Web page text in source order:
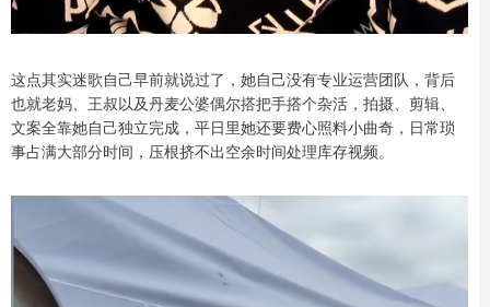
这点其实迷歌自己早前就说过了，她自己没有专业运营团队，背后
也就老妈、王叔以及丹麦公婆偶尔搭把手搭个杂活，拍摄、剪辑、
文案全靠她自己独立完成，平日里她还要费心照料小曲奇，日常琐
事占满大部分时间，压根挤不出空余时间处理库存视频。